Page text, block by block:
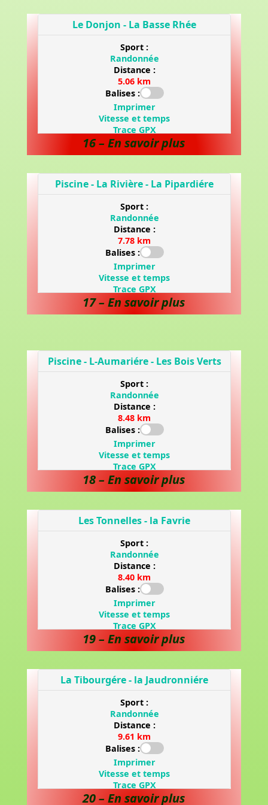
16 – En savoir plus
17 – En savoir plus
18 – En savoir plus
19 – En savoir plus
20 – En savoir plus